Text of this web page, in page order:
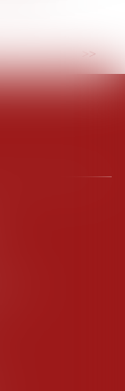
8 ... > >>